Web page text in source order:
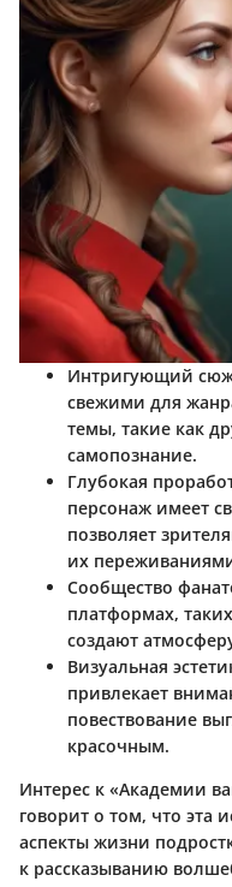
Интригующий
свежими для
темы, такие как
самопознание.
Глубокая
персонаж имеет
позволяет
их
Сообщество
платформах,
создают
Визуальная
привлекает
повествование
красочным.
Интерес к «Академии
говорит о том, что эта
аспекты жизни
к рассказыванию